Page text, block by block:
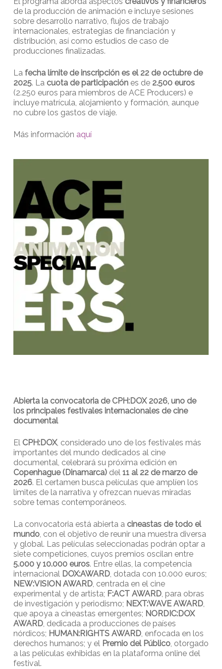
de la producción de animación e incluye sesiones
sobre desarrollo narrativo, flujos de trabajo
internacionales, estrategias de financiación y
distribución, así como estudios de caso de
producciones finalizadas.
La fecha límite de inscripción es el 22 de octubre de
2025. La cuota de participaciónes de 2.500 euros
(2.250 euros para miembros de ACE Producers) e
incluye matrícula, alojamiento y formación, aunque
no cubre los gastos de viaje.
Más información aquí
Abierta la convocatoria de CPH:DOX 2026, uno de
los principales festivales internacionales de cine
documental
El CPH:DOX, considerado uno de los festivales más
importantes del mundo dedicados al cine
documental, celebrará su próxima edición en
Copenhague (Dinamarca)del 11 al 22 de marzo de
2026. El certamen busca películas que amplíen los
límites de la narrativa y ofrezcan nuevas miradas
sobre temas contemporáneos.
La convocatoria está abierta a cineastas de todo el
mundo, con el objetivo de reunir una muestra diversa
y global. Las películas seleccionadas podrán optar a
siete competiciones, cuyos premios oscilan entre
5.000 y 10.000 euros. Entre ellas, la competencia
internacional DOX:AWARD, dotada con 10.000 euros;
NEW:VISION AWARD, centrada en el cine
experimental y de artista; F:ACT AWARD, para obras
de investigación y periodismo; NEXT:WAVE AWARD,
que apoya a cineastas emergentes; NORDIC:DOX
AWARD, dedicada a producciones de países
nórdicos; HUMAN:RIGHTS AWARD, enfocada en los
derechos humanos; y el Premio del Público, otorgado
a las películas exhibidas en la plataforma online del
festival.